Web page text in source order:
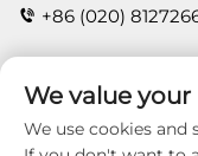
+86 (020)
संपर्क
We value
We use cookies